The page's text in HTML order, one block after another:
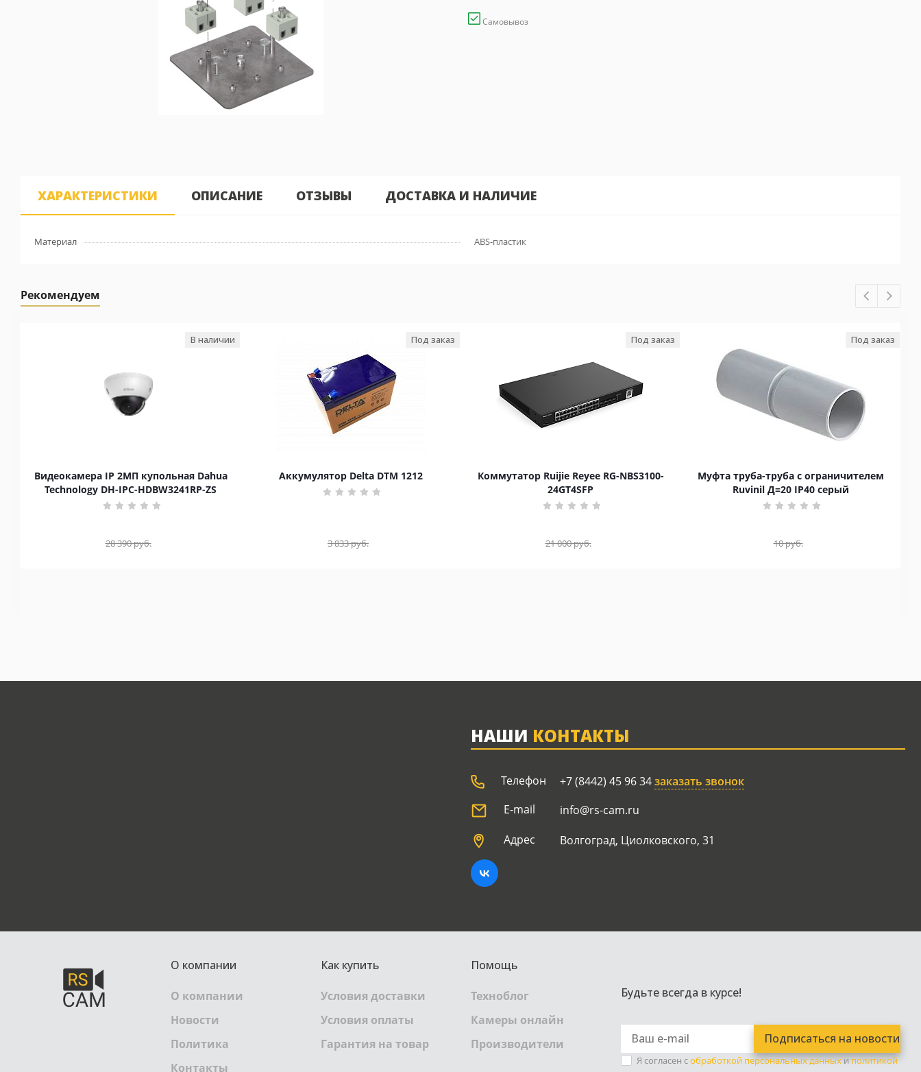
Самовывоз
ХАРАКТЕРИСТИКИ ОПИСАНИЕ ОТЗЫВЫ ДОСТАВКА И НАЛИЧИЕ
Материал ABS-пластик
Рекомендуем
Видеокамера IP 2МП купольная Dahua
Technology DH-IPC-HDBW3241RP-ZS
В наличии
28 390руб.
Аккумулятор Delta DTM 1212
Под заказ
3 833руб.
Коммутатор Ruijie Reyee RG-NBS3100-
24GT4SFP
Под заказ
21 000руб.
Муфта труба-труба с ограничителем
Ruvinil Д=20 IP40 серый
Под заказ
10руб.
НАШИ КОНТАКТЫ
Телефон +7 (8442) 45 96 34заказать звонок
E-mail
info@rs-cam.ru
Адрес
Волгоград, Циолковского, 31
О компании
О компании
Новости
Политика
Контакты
Как купить
Условия доставки
Условия оплаты
Гарантия на товар
Помощь
Техноблог
Камеры онлайн
Производители
Будьте всегда в курсе!
Я согласен собработкой персональных данныхиполитикой